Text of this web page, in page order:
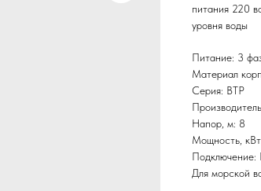
питания 220
уровня воды
Питание: 3
Материал
Серия: BTP
Напор, м: 8
Мощность,
Подключение:
Для морской